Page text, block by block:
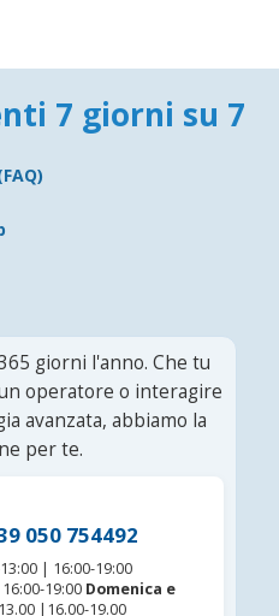
7 giorni su 7
giorni l'anno. Che tu
operatore o interagire
avanzata, abbiamo la
per te.
050 754492
| 16:00-19:00
19:00 Domenica e
|16.00-19.00